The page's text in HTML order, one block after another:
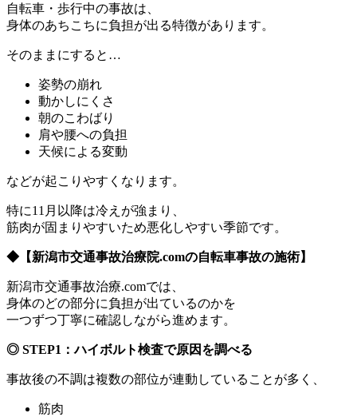
自転車・歩行中の事故は、
身体のあちこちに負担が出る特徴があります。
そのままにすると…
姿勢の崩れ
動かしにくさ
朝のこわばり
肩や腰への負担
天候による変動
などが起こりやすくなります。
特に11月以降は冷えが強まり、
筋肉が固まりやすいため悪化しやすい季節です。
◆ 【新潟市交通事故治療院.comの自転車事故の施術】
新潟市交通事故治療.comでは、
身体のどの部分に負担が出ているのかを
一つずつ丁寧に確認しながら進めます。
◎ STEP1 ：ハイボルト検査で原因を調べる
事故後の不調は複数の部位が連動していることが多く、
筋肉